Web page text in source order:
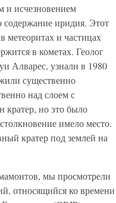
и исчезновением
содержание иридия. Этот
метеоритах и частицах
в кометах. Геолог
Алварес, узнали в 1980
существенно
над слоем с
кратер, но это было
имело место.
кратер под землей на
мы просмотрели
относящийся ко времени